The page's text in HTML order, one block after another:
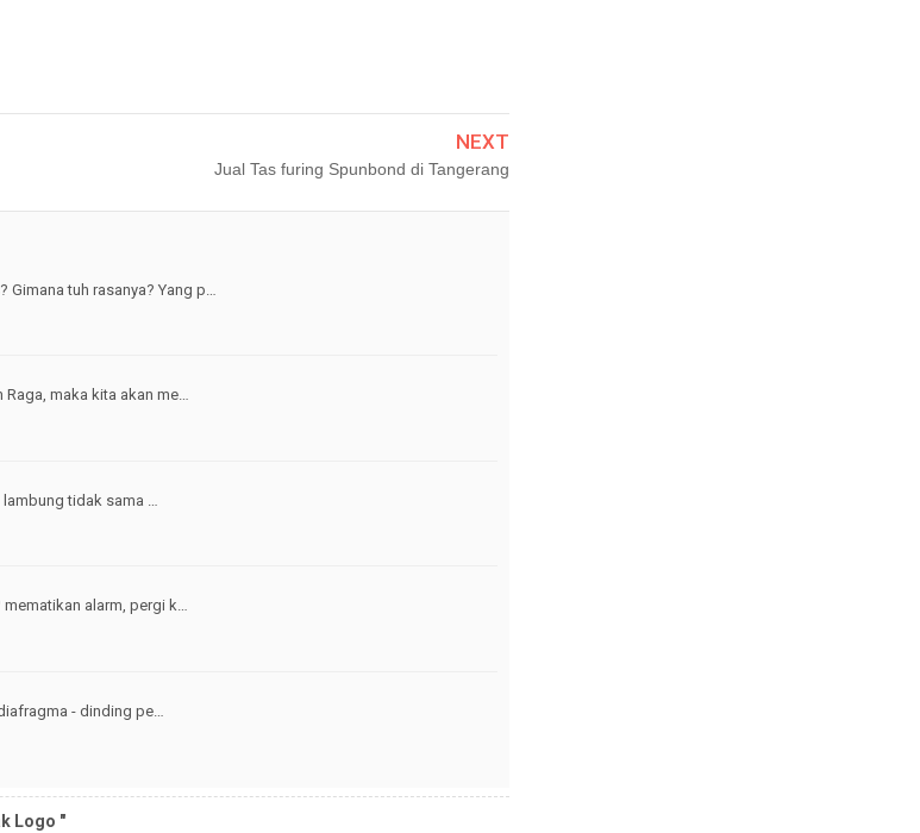
NEXT
Jual Tas furing Spunbond‎ di Tangerang
tuh rasanya? Yang p…
maka kita akan me…
tidak sama …
alarm, pergi k…
- dinding pe…
Logo "